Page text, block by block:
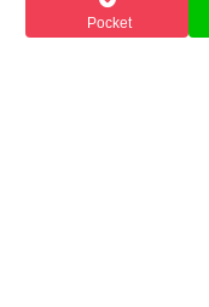
Pocket